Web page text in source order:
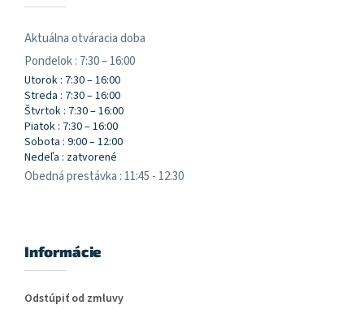
Aktuálna otváracia doba
Pondelok : 7:30 – 16:00
Utorok : 7:30 – 16:00
Streda : 7:30 – 16:00
Štvrtok : 7:30 – 16:00
Piatok : 7:30 – 16:00
Sobota : 9:00 – 12:00
Nedeľa : zatvorené
Obedná prestávka : 11:45 - 12:30
Informácie
Odstúpiť od zmluvy